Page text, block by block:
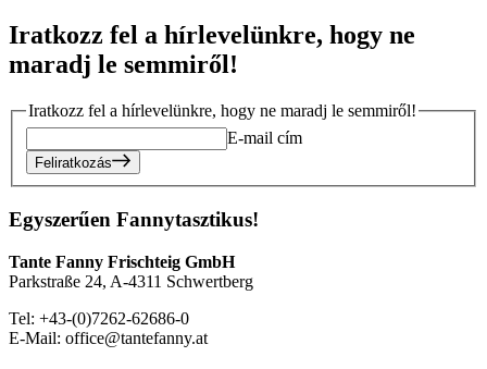
Iratkozz fel a hírlevelünkre, hogy ne
maradj le semmiről!
Iratkozz fel a hírlevelünkre, hogy ne maradj le semmiről!
E-mail cím
Feliratkozás
Egyszerűen Fannytasztikus!
Tante Fanny Frischteig GmbH
Parkstraße 24, A-4311 Schwertberg
Tel: +43-(0)7262-62686-0
E-Mail: office@tantefanny.at